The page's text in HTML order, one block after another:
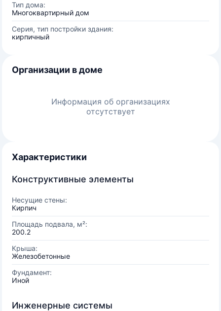
Тип дома:
Многоквартирный дом
Серия, тип постройки здания:
кирпичный
Организации в доме
Информация об организациях
отсутствует
Характеристики
Конструктивные элементы
Несущие стены:
Кирпич
Площадь подвала, м²:
200.2
Крыша:
Железобетонные
Фундамент:
Иной
Инженерные системы